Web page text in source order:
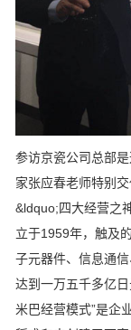
参访京瓷公司总部
家张应春老师特别
&ldquo;四大经营之
立于1959年，触及
子元器件、信息通
达到一万五千多亿
米巴经营模式”是企